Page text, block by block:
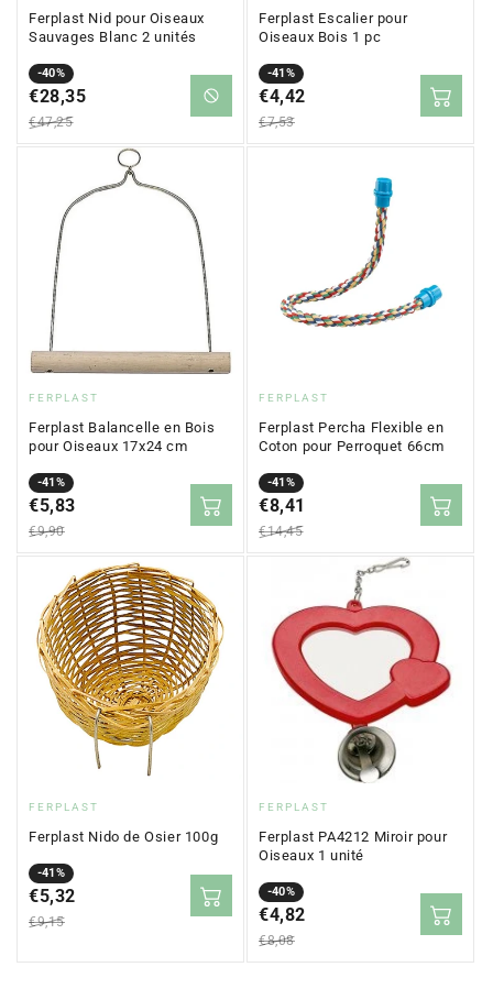
:Ferplast Nid pour Oiseaux
Sauvages Blanc 2 unités
-40%
Prix
en
solde
€28,35
Prix
régulier
€47,25
:Ferplast Escalier pour
Oiseaux Bois 1 pc
-41%
Prix
en
solde
€4,42
Prix
régulier
€7,53
Fournisseur
:
FERPLAST
Ferplast Balancelle en Bois
pour Oiseaux 17x24 cm
-41%
Prix
en
solde
€5,83
Prix
régulier
€9,90
Fournisseur
:
FERPLAST
Ferplast Percha Flexible en
Coton pour Perroquet 66cm
-41%
Prix
en
solde
€8,41
Prix
régulier
€14,45
Fournisseur
:
FERPLAST
Ferplast Nido de Osier 100g
-41%
Prix
en
solde
€5,32
Prix
régulier
€9,15
Fournisseur
:
FERPLAST
Ferplast PA4212 Miroir pour
Oiseaux 1 unité
-40%
Prix
en
solde
€4,82
Prix
régulier
€8,08